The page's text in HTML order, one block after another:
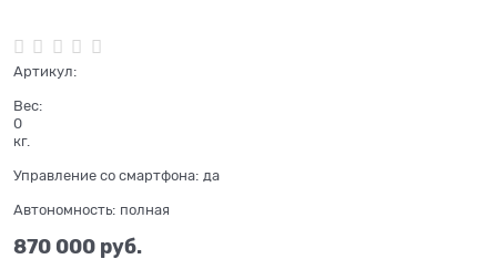
Артикул:
Вес:
0
кг.
Управление со смартфона: да
Автономность: полная
870 000 руб.